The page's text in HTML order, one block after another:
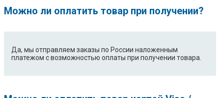
Можно ли оплатить товар при получении?
Да, мы отправляем заказы по России наложенным
платежом с возможностью оплаты при получении товара.